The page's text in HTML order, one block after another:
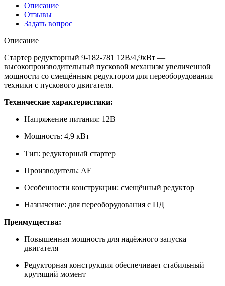
Описание
Отзывы
Задать вопрос
Описание
Стартер редукторный 9-182-781 12В/4,9кВт —
высокопроизводительный пусковой механизм увеличенной
мощности со смещённым редуктором для переоборудования
техники с пускового двигателя.
Технические характеристики:
Напряжение питания: 12В
Мощность: 4,9 кВт
Тип: редукторный стартер
Производитель: AE
Особенности конструкции: смещённый редуктор
Назначение: для переоборудования с ПД
Преимущества:
Повышенная мощность для надёжного запуска
двигателя
Редукторная конструкция обеспечивает стабильный
крутящий момент